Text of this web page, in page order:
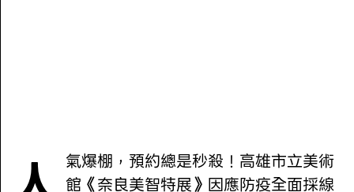
館《奈良美智特展》因應防疫全面採線